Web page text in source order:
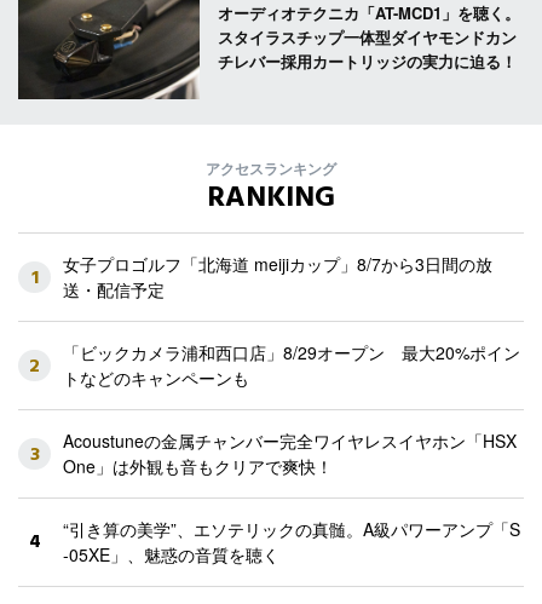
オーディオテクニカ「AT-MCD1」を聴く。
スタイラスチップ一体型ダイヤモンドカン
チレバー採用カートリッジの実力に迫る！
アクセスランキング
RANKING
1
女子プロゴルフ「北海道 meijiカップ」8/7から3日間の放
送・配信予定
2
「ビックカメラ浦和西口店」8/29オープン 最大20%ポイン
トなどのキャンペーンも
3
Acoustuneの金属チャンバー完全ワイヤレスイヤホン「HSX
One」は外観も音もクリアで爽快！
4
“引き算の美学”、エソテリックの真髄。A級パワーアンプ「S
-05XE」、魅惑の音質を聴く